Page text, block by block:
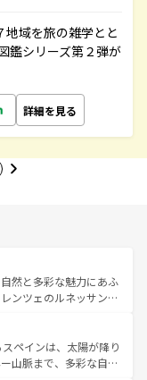
域を旅の雑学とと
鑑シリーズ第２弾が
詳細を見る
然と多彩な魅力にあふ
ンツェのルネッサンス
やアマルフィ海岸の絶
光の合間には、本場の
料理を堪能することも
ペインは、太陽が降り
山脈まで、多彩な自然